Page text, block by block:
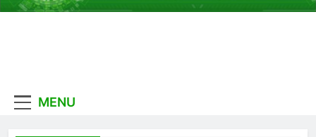
MENU